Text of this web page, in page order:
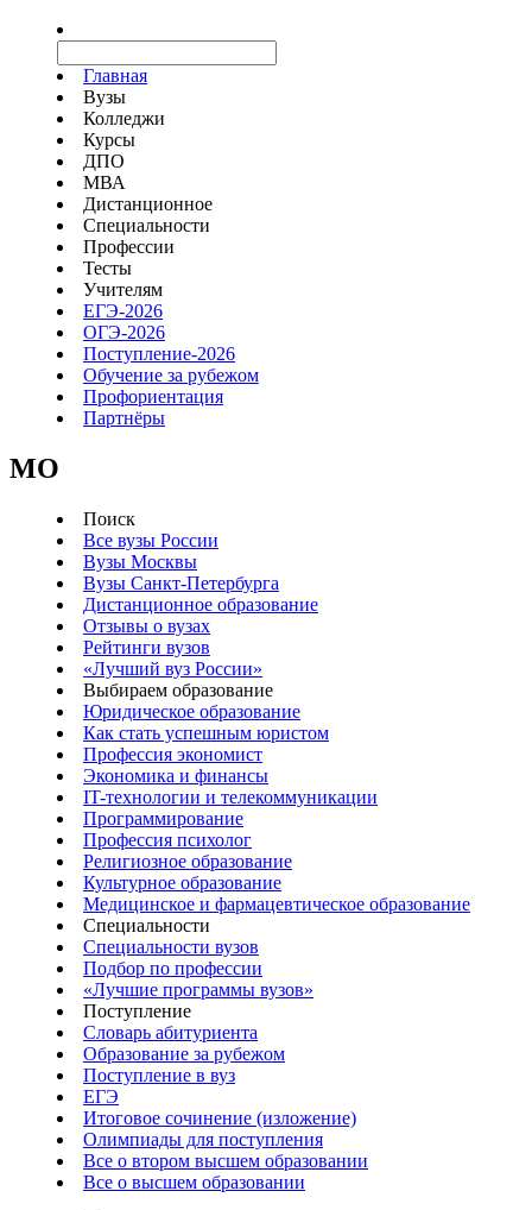
Главная
Вузы
Колледжи
Курсы
ДПО
МВА
Дистанционное
Специальности
Профессии
Тесты
Учителям
ЕГЭ-2026
ОГЭ-2026
Поступление-2026
Обучение за рубежом
Профориентация
Партнёры
MO
Поиск
Все вузы России
Вузы Москвы
Вузы Санкт-Петербурга
Дистанционное образование
Отзывы о вузах
Рейтинги вузов
«Лучший вуз России»
Выбираем образование
Юридическое образование
Как стать успешным юристом
Профессия экономист
Экономика и финансы
IT-технологии и телекоммуникации
Программирование
Профессия психолог
Религиозное образование
Культурное образование
Медицинское и фармацевтическое образование
Специальности
Специальности вузов
Подбор по профессии
«Лучшие программы вузов»
Поступление
Словарь абитуриента
Образование за рубежом
Поступление в вуз
ЕГЭ
Итоговое сочинение (изложение)
Олимпиады для поступления
Все о втором высшем образовании
Все о высшем образовании